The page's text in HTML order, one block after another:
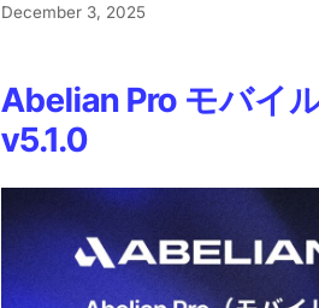
December 3, 2025
Abelian Pro モバイ
v5.1.0